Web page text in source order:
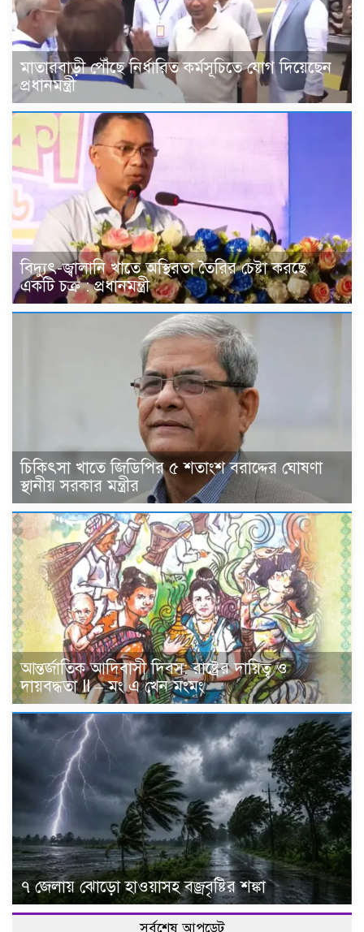
মাতারবাড়ী পৌঁছে নির্ধারিত কর্মসূচিতে যোগ দিয়েছেন
প্রধানমন্ত্রী
বিদ্যুৎ-জ্বালানি খাতে অস্থিরতা তৈরির চেষ্টা করছে
একটি চক্র : প্রধানমন্ত্রী
চিকিৎসা খাতে জিডিপির ৫ শতাংশ বরাদ্দের ঘোষণা
স্থানীয় সরকার মন্ত্রীর
আন্তর্জাতিক আদিবাসী দিবস: রাষ্ট্রের দায়িত্ব ও
দায়বদ্ধতা II – মং এ খেন মংমং
৭ জেলায় ঝোড়ো হাওয়াসহ বজ্রবৃষ্টির শঙ্কা
সর্বশেষ আপডেট